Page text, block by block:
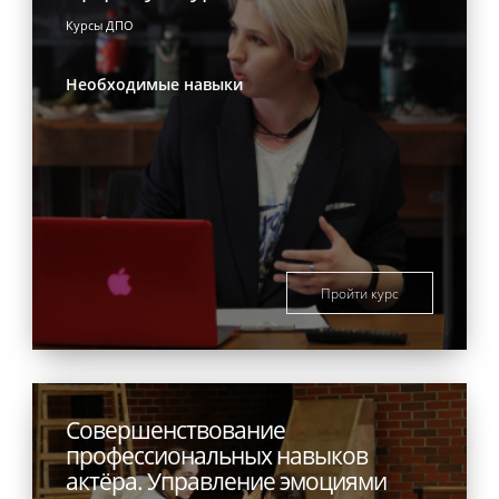
Курсы ДПО
Необходимые навыки
Пройти курс
Совершенствование
профессиональных навыков
актёра. Управление эмоциями